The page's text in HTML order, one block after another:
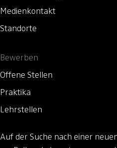
Medienkontakt
Standorte
Bewerben
Offene Stellen
Praktika
Lehrstellen
Auf der Suche nach einer